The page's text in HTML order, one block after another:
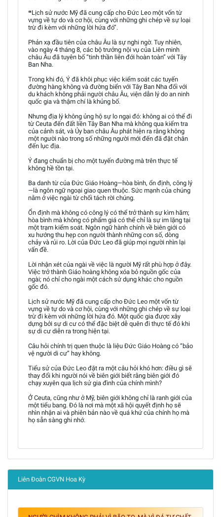
❝Lịch sử nước Mỹ đã cung cấp cho Đức Leo một vốn từ
vựng về tự do và cơ hội, cùng với những ghi chép về sự loại
trừ đi kèm với những lời hứa đó”.
Phản xạ đầu tiên của châu Âu là sự nghi ngờ. Tuy nhiên,
vào ngày 4 tháng 8, các bộ trưởng nội vụ của Liên minh
châu Âu đã tuyên bố “tinh thần liên đới hoàn toàn” với Tây
Ban Nha.
Trong khi đó, Ý đã khôi phục việc kiểm soát các tuyến
đường hàng không và đường biển với Tây Ban Nha đối với
du khách không phải người châu Âu, viện dẫn lý do an ninh
quốc gia và thậm chí là khủng bố.
Nhưng địa lý không ủng hộ sự lo ngại đó: không ai có thể đi
từ Ceuta đến đất liền Tây Ban Nha mà không qua kiểm tra
của cảnh sát, và Ủy ban châu Âu phát hiện ra rằng không
một người nào trong số những người mới đến đã đặt chân
đến lục địa.
Ý đang chuẩn bị cho một tuyến đường mà trên thực tế
không hề tồn tại.
Ba danh từ của Đức Giáo Hoàng—hòa bình, ổn định, công lý
—là ngôn ngữ ngoại giao quen thuộc. Sức mạnh của chúng
nằm ở việc ngài từ chối tách rời chúng.
Ổn định mà không có công lý có thể trở thành sự kìm hãm;
hòa bình mà không có phẩm giá có thể chỉ là sự im lặng tại
một trạm kiểm soát. Ngôn ngữ hành chính về biên giới có
xu hướng thu hẹp con người thành những con số, dòng
chảy và rủi ro. Lời của Đức Leo đã giúp mọi người nhìn lại
vấn đề.
Lời nhận xét của ngài về việc là người Mỹ rất phù hợp ở đây.
Việc trở thành Giáo hoàng không xóa bỏ nguồn gốc của
ngài; nó chỉ cho ngài một cách sử dụng khác cho nguồn
gốc đó.
Lịch sử nước Mỹ đã cung cấp cho Đức Leo một vốn từ
vựng về tự do và cơ hội, cùng với những ghi chép về sự loại
trừ đi kèm với những lời hứa đó. Một quốc gia được xây
dựng bởi sự di cư có thể đặc biệt dễ quên đi thực tế đó khi
sự di cư diễn ra trong hiện tại.
Câu hỏi chính trị quen thuộc là liệu Đức Giáo Hoàng có “bảo
vệ người di cư” hay không.
Tiểu sử của Đức Leo đặt ra một câu hỏi khó hơn: điều gì sẽ
thay đổi khi người nói về biên giới biết rằng biên giới đó
chạy xuyên qua lịch sử gia đình của chính mình?
Ở Ceuta, cũng như ở Mỹ, biên giới không chỉ là ranh giới của
một tiểu bang. Đó là nơi mà một xã hội quyết định họ sẽ
nhìn nhận ai và phiên bản nào về quá khứ của chính họ mà
họ sẵn sàng ghi nhớ.
Liên Đoàn CGVN Hoa Kỳ